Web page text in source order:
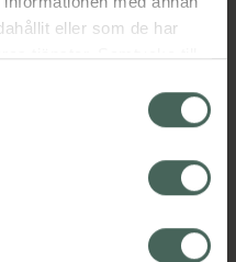
eller som de har
tjänster. Samtycke till
samtycke påverkar inte
skett innan återkallelsen.